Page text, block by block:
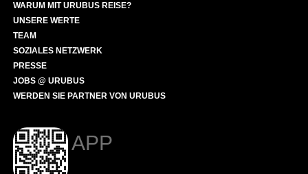
WARUM MIT URUBUS REISE?
UNSERE WERTE
TEAM
SOZIALES NETZWERK
PRESSE
JOBS @ URUBUS
WERDEN SIE PARTNER VON URUBUS
APP